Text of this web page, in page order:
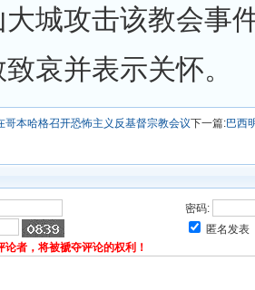
大城攻击该教会事
哀并表示关怀。
哥本哈格召开恐怖主义反基督宗教会议下一篇:巴西
密码:
匿名发表
者，将被褫夺评论的权利！